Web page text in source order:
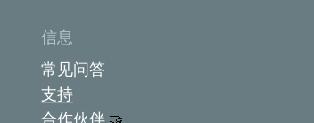
信息
常见问答
支持